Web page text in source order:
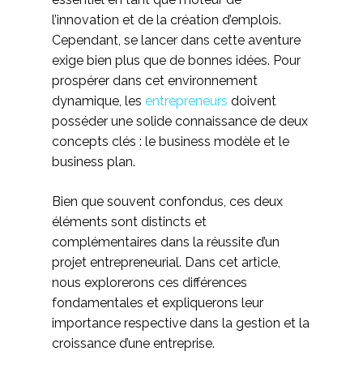
l’innovation et de la création d’emplois.
Cependant, se lancer dans cette aventure
exige bien plus que de bonnes idées. Pour
prospérer dans cet environnement
dynamique, les entrepreneurs doivent
posséder une solide connaissance de deux
concepts clés : le business modèle et le
business plan.
Bien que souvent confondus, ces deux
éléments sont distincts et
complémentaires dans la réussite d’un
projet entrepreneurial. Dans cet article,
nous explorerons ces différences
fondamentales et expliquerons leur
importance respective dans la gestion et la
croissance d’une entreprise.